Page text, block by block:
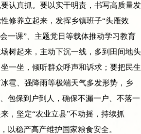
认真抓。要以实干明责，书写高质量发
修养立起来，发挥乡镇班子“头雁效
一课”、主题党日等载体推动学习教育
树起来，主动下沉一线，多到田间地头
一坐，倾听群众呼声和诉求；要把民生
雹、强降雨等极端天气多发形势，乡
包保到户到人，确保不漏一户、不落一
，坚定“农业立县”不动摇，持续抓
以稳产高产维护国家粮食安全。